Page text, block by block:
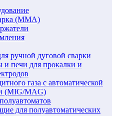
(MMA)
ручной дуговой сварки
и печи для прокалки и
газа с автоматической
(MIG/MAG)
для полуавтоматических